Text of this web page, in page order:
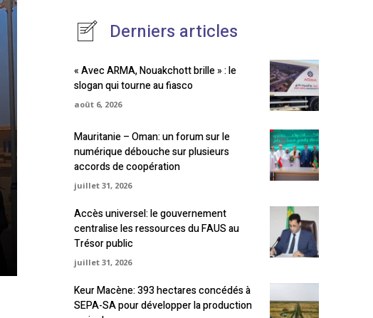
Derniers articles
« Avec ARMA, Nouakchott brille » : le
slogan qui tourne au fiasco
août 6, 2026
Mauritanie – Oman: un forum sur le
numérique débouche sur plusieurs
accords de coopération
juillet 31, 2026
Accès universel: le gouvernement
centralise les ressources du FAUS au
Trésor public
juillet 31, 2026
Keur Macène: 393 hectares concédés à
SEPA-SA pour développer la production